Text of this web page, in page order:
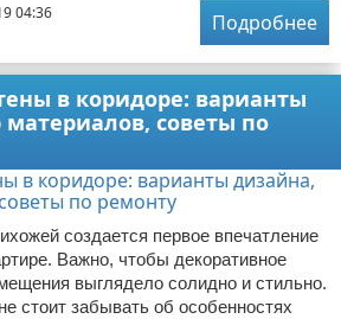
04:36
Подробнее
в коридоре: варианты
советы по
создается первое впечатление
Важно, чтобы декоративное
выглядело солидно и стильно.
стоит забывать об особенностях